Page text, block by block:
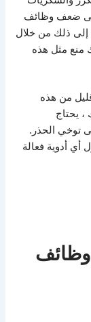
إلى ضعف وظائف
إلى ذلك من خلال
منع مثل هذه
من هذه
يحتاج
توخي الحذر.
أي أدوية فعالة
وظائف